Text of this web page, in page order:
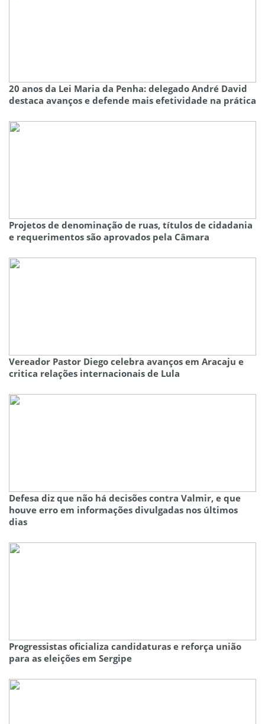
20 anos da Lei Maria da Penha: delegado André David
destaca avanços e defende mais efetividade na prática
Projetos de denominação de ruas, títulos de cidadania
e requerimentos são aprovados pela Câmara
Vereador Pastor Diego celebra avanços em Aracaju e
critica relações internacionais de Lula
Defesa diz que não há decisões contra Valmir, e que
houve erro em informações divulgadas nos últimos
dias
Progressistas oficializa candidaturas e reforça união
para as eleições em Sergipe